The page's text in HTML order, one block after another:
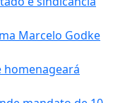
Marcelo Godke
homenageará